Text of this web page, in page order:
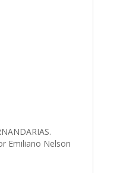
Emiliano Nelson